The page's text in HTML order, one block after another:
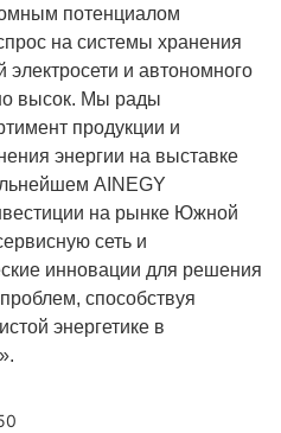
потенциалом
на системы хранения
электросети и автономного
высок. Мы рады
продукции и
энергии на выставке
AINEGY
на рынке Южной
сеть и
инновации для решения
способствуя
энергетике в